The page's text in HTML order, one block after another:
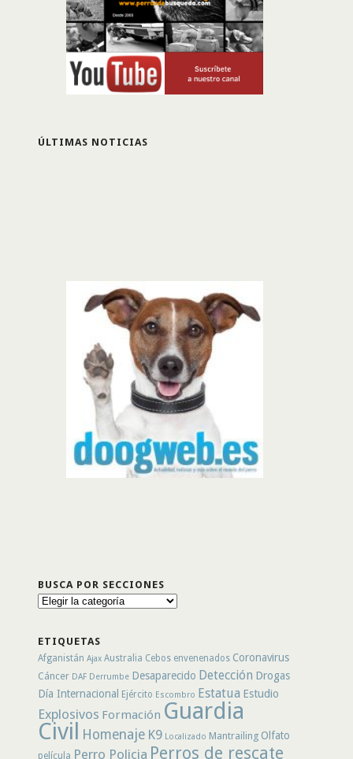
ÚLTIMAS NOTICIAS
BUSCA POR SECCIONES
Busca
ETIQUETAS
Afganistán Ajax Australia Cebos envenenados Coronavirus
Cáncer DAF Derrumbe Desaparecido Detección Drogas
Día Internacional Ejército Escombro Estatua Estudio
Explosivos Formación Guardia
Civil Homenaje K9 Localizado Mantrailing Olfato
película Perro Policia Perros de rescate